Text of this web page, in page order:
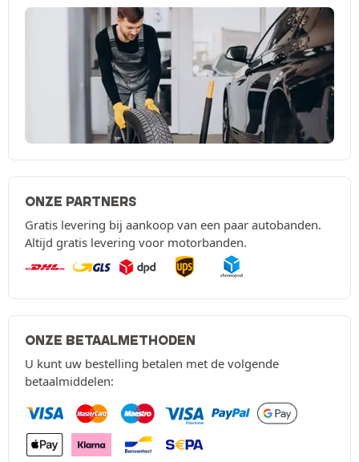
ONZE PARTNERS
Gratis levering bij aankoop van een paar autobanden.
Altijd gratis levering voor motorbanden.
ONZE BETAALMETHODEN
U kunt uw bestelling betalen met de volgende
betaalmiddelen: